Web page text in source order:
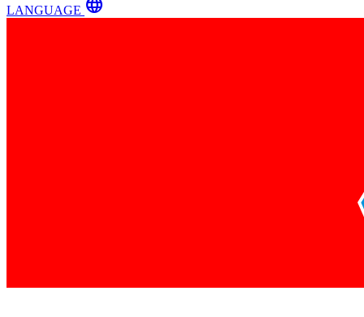
LANGUAGE language